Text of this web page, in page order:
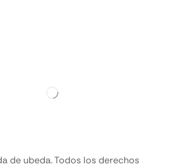
de ubeda. Todos los derechos